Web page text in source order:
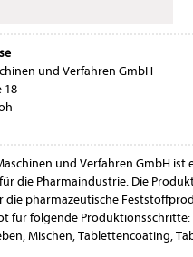
und Verfahren GmbH
18
und Verfahren GmbH
die Pharmaindustrie. Die
die pharmazeutische
für folgende
Mischen, Tablettencoating,